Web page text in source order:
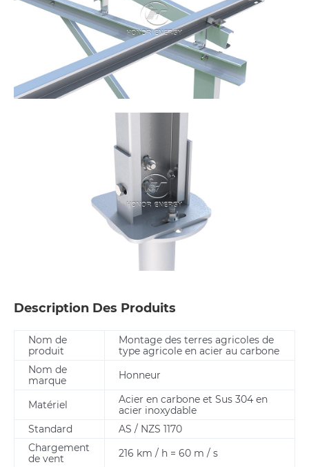
Description Des Produits
Nom de
produit
Montage des terres agricoles de
type agricole en acier au carbone
Nom de
marque
Honneur
Matériel
Acier en carbone et Sus 304 en
acier inoxydable
Standard
AS / NZS 1170
Chargement
de vent
216 km / h = 60 m / s